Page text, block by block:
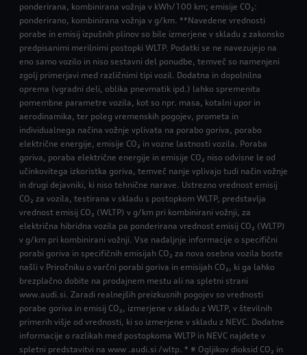
ponderirana, kombinirana vožnja v kWh/100 km; emisije CO₂:
ponderirano, kombinirana vožnja v g/km. **Navedene vrednosti
porabe in emisij izpušnih plinov so bile izmerjene v skladu z zakonsko
predpisanimi merilnimi postopki WLTP. Podatki se ne navezujejo na
eno samo vozilo in niso sestavni del ponudbe, temveč so namenjeni
zgolj primerjavi med različnimi tipi vozil. Dodatna in dopolnilna
oprema (vgradni deli, oblika pnevmatik ipd.) lahko spremenita
pomembne parametre vozila, kot so npr. masa, kotalni upor in
aerodinamika, ter poleg vremenskih pogojev, prometa in
individualnega načina vožnje vplivata na porabo goriva, porabo
električne energije, emisije CO₂ in vozne lastnosti vozila. Poraba
goriva, poraba električne energije in emisije CO₂ niso odvisne le od
učinkovitega izkoristka goriva, temveč nanje vplivajo tudi način vožnje
in drugi dejavniki, ki niso tehnične narave. Ustrezno vrednost emisij
CO₂ za vozila, testirana v skladu s postopkom WLTP, predstavlja
vrednost emisij CO₂ (WLTP) v g/km pri kombinirani vožnji, za
električna hibridna vozila pa ponderirana vrednost emisij CO₂ (WLTP)
v g/km pri kombinirani vožnji. Vse nadaljnje informacije o specifični
porabi goriva in specifičnih emisijah CO₂ za nova osebna vozila boste
našli v Priročniku o varčni porabi goriva in emisijah CO₂, ki ga lahko
brezplačno dobite na prodajnem mestu ali na spletni strani
www.audi.si. Zaradi realnejših preizkusnih pogojev so vrednosti
porabe goriva in emisij CO₂, izmerjene v skladu z WLTP, v številnih
primerih višje od vrednosti, ki so izmerjene v skladu z NEVC. Dodatne
informacije o razlikah med postopkoma WLTP in NEVC najdete v
spletni predstavitvi na www .audi.si /wltp. * # Ogljikov dioksid CO₂ in